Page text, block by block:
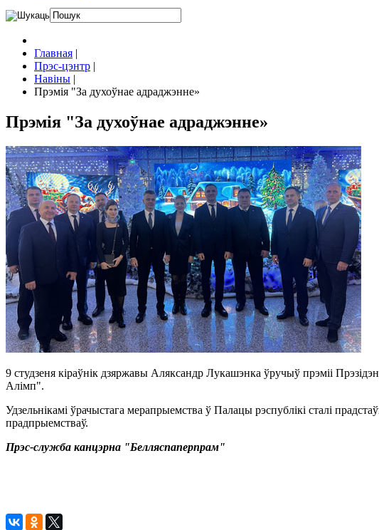
Главная |
Прэс-цэнтр |
Навіны |
Прэмія "За духоўнае адраджэнне»
Прэмія "За духоўнае адраджэнне»
9 студзеня кіраўнік дзяржавы Аляксандр Лукашэнка ўручыў прэміі
Алімп".
Удзельнікамі ўрачыстага мерапрыемства ў Палацы рэспублікі сталі
прадпрыемстваў.
Прэс-служба канцэрна "Белляспаперпрам"